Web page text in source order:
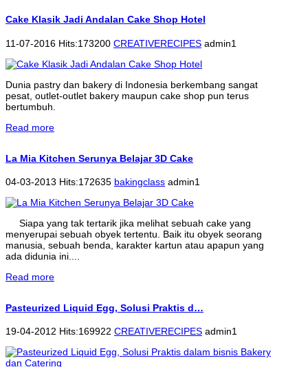
Cake Klasik Jadi Andalan Cake Shop Hotel
11-07-2016 Hits:173200 CREATIVERECIPES admin1
Dunia pastry dan bakery di Indonesia berkembang sangat
pesat, outlet-outlet bakery maupun cake shop pun terus
bertumbuh.
Read more
La Mia Kitchen Serunya Belajar 3D Cake
04-03-2013 Hits:172635 bakingclass admin1
Siapa yang tak tertarik jika melihat sebuah cake yang
menyerupai sebuah obyek tertentu. Baik itu obyek seorang
manusia, sebuah benda, karakter kartun atau apapun yang
ada didunia ini....
Read more
Pasteurized Liquid Egg, Solusi Praktis d…
19-04-2012 Hits:169922 CREATIVERECIPES admin1